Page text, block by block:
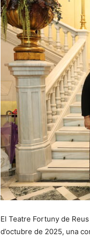
El Teatre Fortuny de
d’octubre de 2025, una